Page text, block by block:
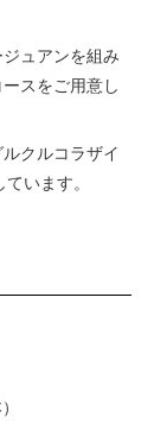
ュアンを組み
スをご用意し
クルコラザイ
います。